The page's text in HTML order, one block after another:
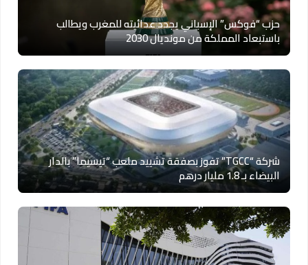
حزب “فوكس” الإسباني يجدد عدائيته للمغرب ويطالب
باستبعاد المملكة من مونديال 2030
شركة “TGCC” تفوز بصفقة تشييد ملعب “تيسيما” بالدار
البيضاء بـ 1.8 مليار درهم